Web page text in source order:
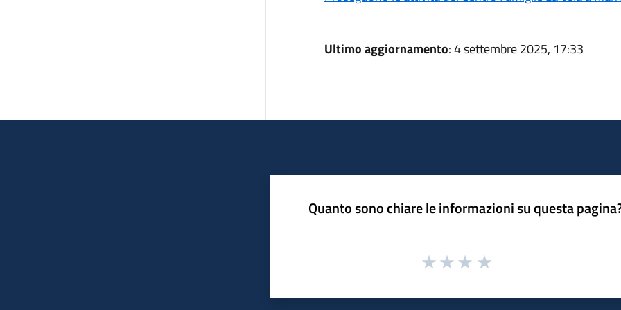
Ultimo aggiornamento: 4 settembre 2025, 17:33
Quanto sono chiare le informazioni su questa